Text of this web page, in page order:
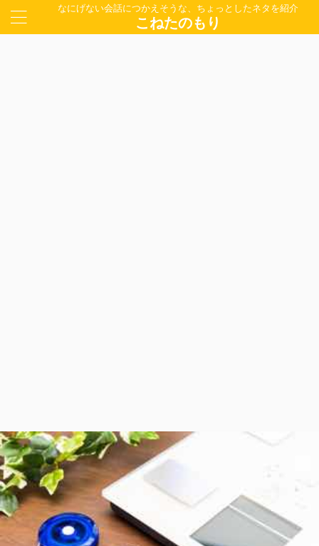
なにげない会話につかえそうな、ちょっとしたネタを紹介
こねたのもり